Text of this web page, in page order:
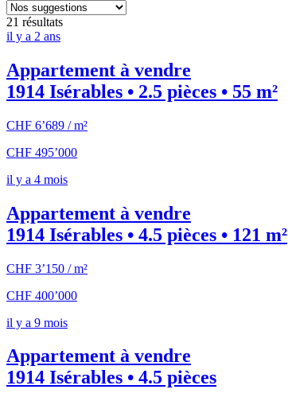
21 résultats
il y a 2 ans
Appartement à vendre
1914 Isérables • 2.5 pièces • 55 m²
CHF 6’689 / m²
CHF 495’000
il y a 4 mois
Appartement à vendre
1914 Isérables • 4.5 pièces • 121 m²
CHF 3’150 / m²
CHF 400’000
il y a 9 mois
Appartement à vendre
1914 Isérables • 4.5 pièces